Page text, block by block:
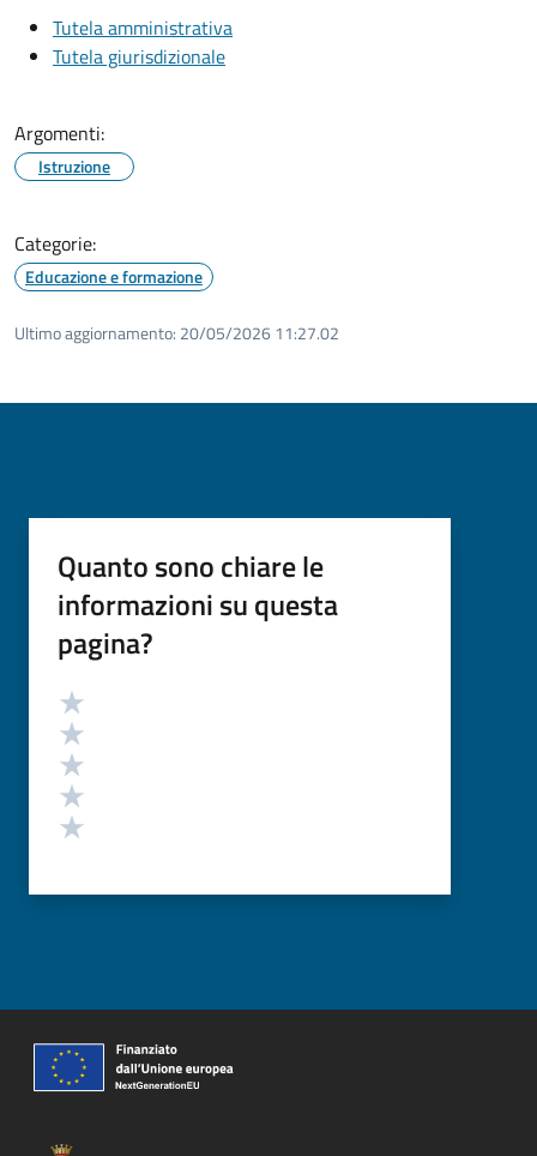
Tutela amministrativa
Tutela giurisdizionale
Argomenti:
Istruzione
Categorie:
Educazione e formazione
Ultimo aggiornamento: 20/05/2026 11:27.02
Quanto sono chiare le
informazioni su questa
pagina?
Valutazione